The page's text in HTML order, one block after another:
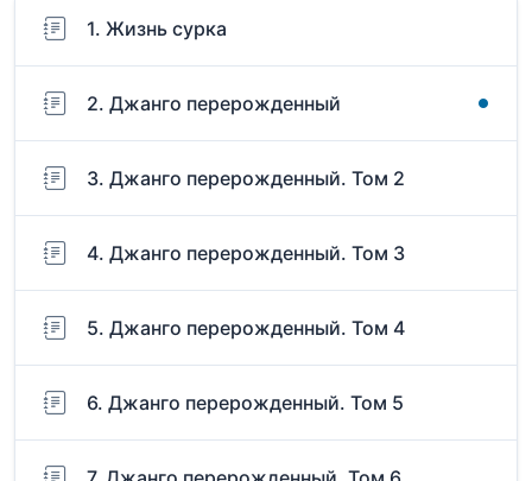
1. Жизнь сурка
2. Джанго перерожденный
3. Джанго перерожденный. Том 2
4. Джанго перерожденный. Том 3
5. Джанго перерожденный. Том 4
6. Джанго перерожденный. Том 5